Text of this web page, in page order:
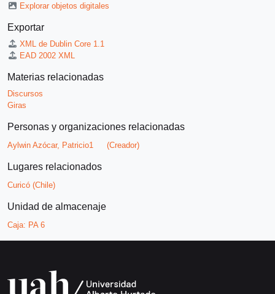
Explorar objetos digitales
Exportar
XML de Dublin Core 1.1
EAD 2002 XML
Materias relacionadas
Discursos
Giras
Personas y organizaciones relacionadas
Aylwin Azócar, Patricio1 (Creador)
Lugares relacionados
Curicó (Chile)
Unidad de almacenaje
Caja: PA 6